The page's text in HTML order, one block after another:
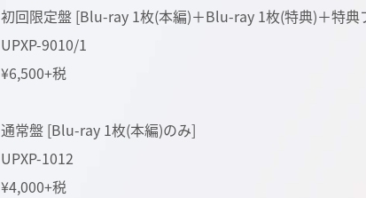
初回限定盤 [Blu-ray 1枚(本編)＋Blu-ray 1枚(特典)＋特
UPXP-9010/1
¥6,500+税
通常盤 [Blu-ray 1枚(本編)のみ]
UPXP-1012
¥4,000+税